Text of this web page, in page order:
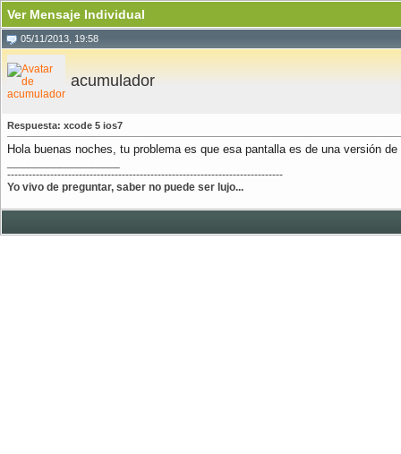
Ver Mensaje Individual
05/11/2013, 19:58
acumulador
Respuesta: xcode 5 ios7
Hola buenas noches, tu problema es que esa pantalla es de una versión
-----------------------------------------------------------------------------
Yo vivo de preguntar, saber no puede ser lujo...